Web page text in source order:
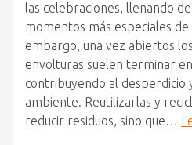
las celebraciones, llenando
momentos más especiales de
embargo, una vez abiertos
envolturas suelen terminar
contribuyendo al desperdicio
ambiente. Reutilizarlas y
reducir residuos, sino que…